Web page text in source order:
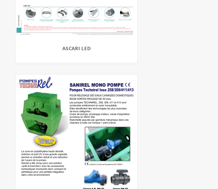
ASCARI LED